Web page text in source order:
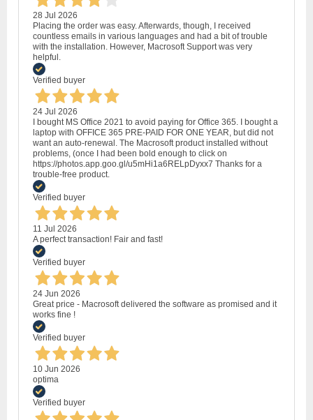
28 Jul 2026
Placing the order was easy. Afterwards, though, I received
countless emails in various languages and had a bit of trouble
with the installation. However, Macrosoft Support was very
helpful.
Verified buyer
24 Jul 2026
I bought MS Office 2021 to avoid paying for Office 365. I bought a
laptop with OFFICE 365 PRE-PAID FOR ONE YEAR, but did not
want an auto-renewal. The Macrosoft product installed without
problems, (once I had been bold enough to click on
https://photos.app.goo.gl/u5mHi1a6RELpDyxx7 Thanks for a
trouble-free product.
Verified buyer
11 Jul 2026
A perfect transaction! Fair and fast!
Verified buyer
24 Jun 2026
Great price - Macrosoft delivered the software as promised and it
works fine !
Verified buyer
10 Jun 2026
optima
Verified buyer